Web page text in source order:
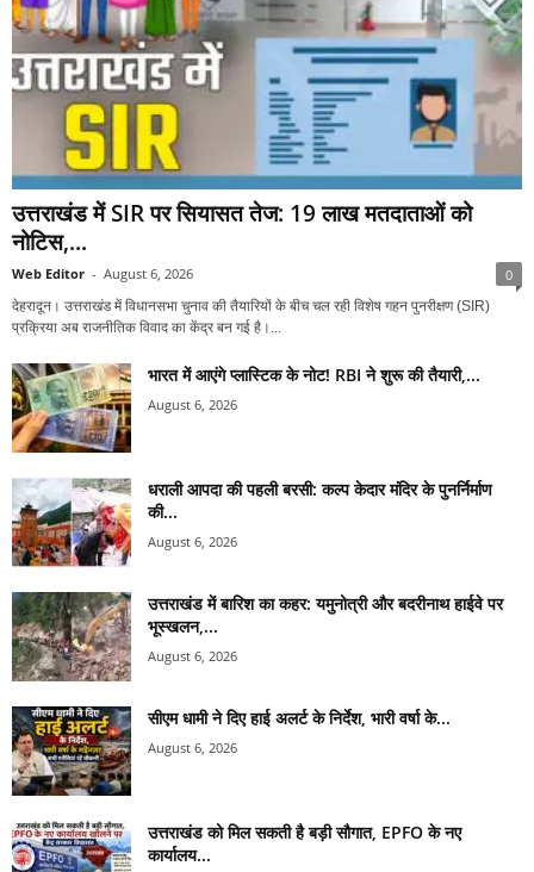
उत्तराखंड में SIR पर सियासत तेज: 19 लाख मतदाताओं को
नोटिस,...
Web Editor - August 6, 2026 0
देहरादून। उत्तराखंड में विधानसभा चुनाव की तैयारियों के बीच चल रही विशेष गहन पुनरीक्षण (SIR)
प्रक्रिया अब राजनीतिक विवाद का केंद्र बन गई है।...
भारत में आएंगे प्लास्टिक के नोट! RBI ने शुरू की तैयारी,...
August 6, 2026
धराली आपदा की पहली बरसी: कल्प केदार मंदिर के पुनर्निर्माण
की...
August 6, 2026
उत्तराखंड में बारिश का कहर: यमुनोत्री और बदरीनाथ हाईवे पर
भूस्खलन,...
August 6, 2026
सीएम धामी ने दिए हाई अलर्ट के निर्देश, भारी वर्षा के...
August 6, 2026
उत्तराखंड को मिल सकती है बड़ी सौगात, EPFO के नए
कार्यालय...